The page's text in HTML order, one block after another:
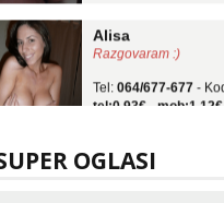
Razgovaram :)
064/677-677
tel:0,93€ - mob:1,12€
Obavijesti me
Čekam tvoj poziv!
OGLASI